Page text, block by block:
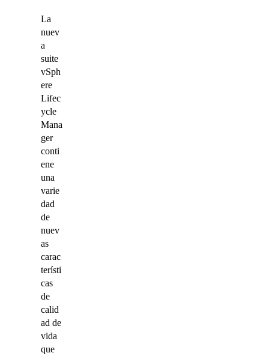
La
nuev
a
suite
vSph
ere
Lifec
ycle
Mana
ger
conti
ene
una
varie
dad
de
nuev
as
carac
terísti
cas
de
calid
ad de
vida
que